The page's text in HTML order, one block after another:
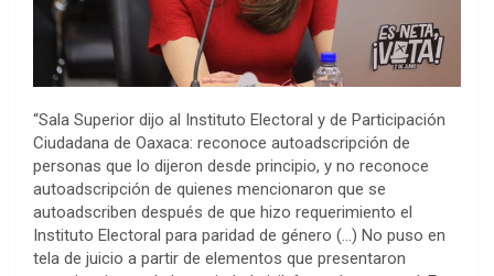
“Sala Superior dijo al Instituto Electoral y de Participación
Ciudadana de Oaxaca: reconoce autoadscripción de
personas que lo dijeron desde principio, y no reconoce
autoadscripción de quienes mencionaron que se
autoadscriben después de que hizo requerimiento el
Instituto Electoral para paridad de género (…) No puso en
tela de juicio a partir de elementos que presentaron